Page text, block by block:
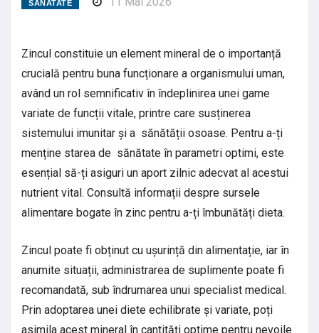
SANATATE
Zincul constituie un element mineral de o importanță
crucială pentru buna funcționare a organismului uman,
având un rol semnificativ în îndeplinirea unei game
variate de funcții vitale, printre care susținerea
sistemului imunitar și a sănătății osoase. Pentru a-ți
menține starea de sănătate în parametri optimi, este
esențial să-ți asiguri un aport zilnic adecvat al acestui
nutrient vital. Consultă informații despre sursele
alimentare bogate în zinc pentru a-ți îmbunătăți dieta.
Zincul poate fi obținut cu ușurință din alimentație, iar în
anumite situații, administrarea de suplimente poate fi
recomandată, sub îndrumarea unui specialist medical.
Prin adoptarea unei diete echilibrate și variate, poți
asimila acest mineral în cantități optime pentru nevoile